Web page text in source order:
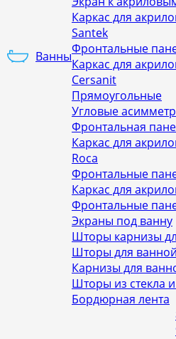
Ванны
Каркас для
Santek
Фронтальные
Каркас для
Cersanit
Прямоугольные
Угловые
Фронтальная
Каркас для
Roca
Фронтальные
Каркас для
Фронтальные
Экраны под ванну
Шторы карнизы
Шторы для
Карнизы для
Шторы из стекла
Бордюрная лента